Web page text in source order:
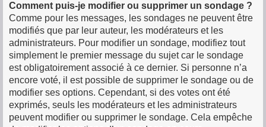
Comment puis-je modifier ou supprimer un sondage ?
Comme pour les messages, les sondages ne peuvent être
modifiés que par leur auteur, les modérateurs et les
administrateurs. Pour modifier un sondage, modifiez tout
simplement le premier message du sujet car le sondage
est obligatoirement associé à ce dernier. Si personne n’a
encore voté, il est possible de supprimer le sondage ou de
modifier ses options. Cependant, si des votes ont été
exprimés, seuls les modérateurs et les administrateurs
peuvent modifier ou supprimer le sondage. Cela empêche